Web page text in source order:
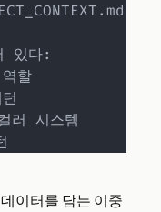
이터를 담는 이중